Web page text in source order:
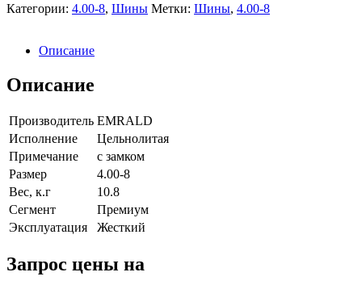
Категории: 4.00-8, Шины Метки: Шины, 4.00-8
Описание
Описание
Производитель EMRALD
Исполнение
Цельнолитая
Примечание
с замком
Размер
4.00-8
Вес, к.г
10.8
Сегмент
Премиум
Эксплуатация
Жесткий
Запрос цены на